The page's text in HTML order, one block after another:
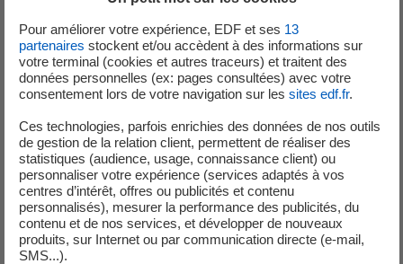
réside dans son excellente réactivité aux variations de
puissance, ce qui la rend particulièrement adaptée pour
intégrer des EnR intermittentes.
Très prometteuse, cette technologie encore coûteuse (2
quelques obstacles mais profite déjà d’importants efforts
de recherche.
2 - La pile à combustible (PAC) : passage de
l’hydrogène à l’électricité
Pour améliorer votre expérience, EDF et ses 13
partenaires stockent et/ou accèdent à des informations sur
votre terminal (cookies et autres traceurs) et traitent des
données personnelles (ex: pages consultées) avec votre
consentement lors de votre navigation sur les sites edf.fr.
Ces technologies, parfois enrichies des données de nos outils
de gestion de la relation client, permettent de réaliser des
statistiques (audience, usage, connaissance client) ou
personnaliser votre expérience (services adaptés à vos
centres d’intérêt, offres ou publicités et contenu
personnalisés), mesurer la performance des publicités, du
contenu et de nos services, et développer de nouveaux
produits, sur Internet ou par communication directe (e-mail,
SMS...).